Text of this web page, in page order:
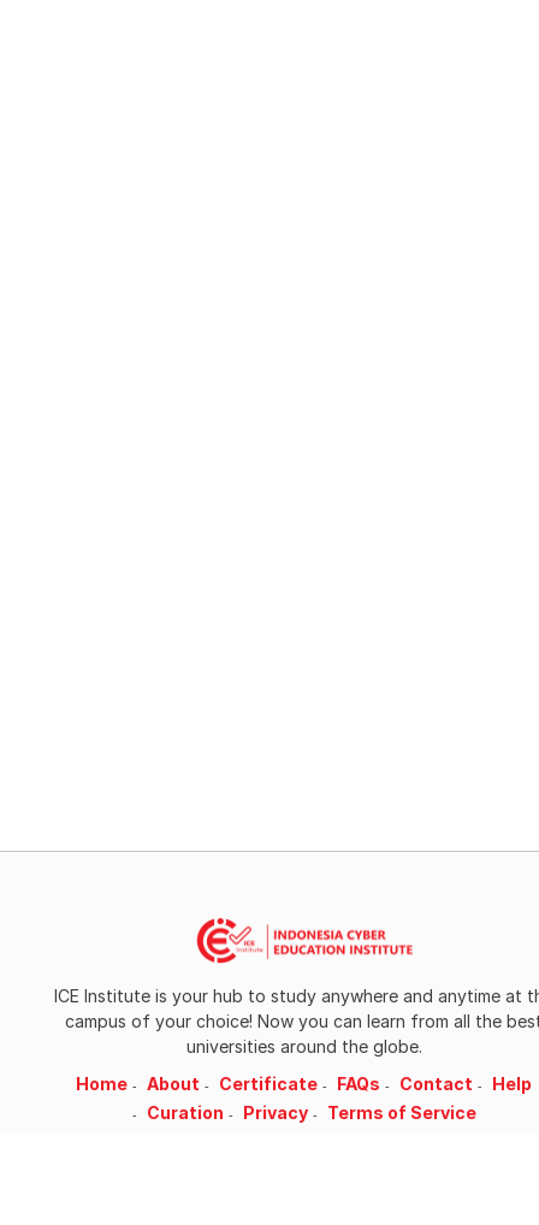
ICE Institute is your hub to study anywhere and anytime at
campus of your choice! Now you can learn from all the
universities around the globe.
Home
About Certificate FAQs Contact
Help
Curation
Privacy Terms of Service